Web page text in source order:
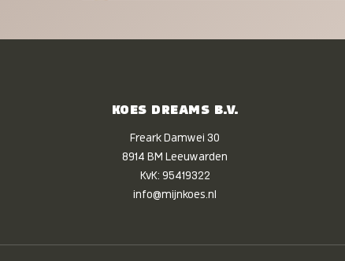
KOES DREAMS B.V.
Freark Damwei 30
8914 BM Leeuwarden
KvK: 95419322
info@mijnkoes.nl